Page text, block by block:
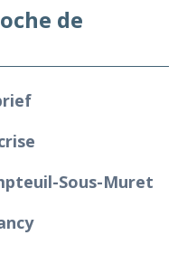
de
Sous-Muret